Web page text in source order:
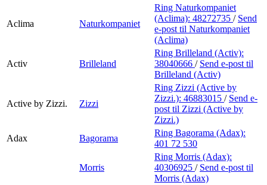
Aclima Naturkompaniet
Ring Naturkompaniet
(Aclima): 48272735 / Send
e-post til Naturkompaniet
(Aclima)
Activ Brilleland
Ring Brilleland (Activ):
38040666 / Send e-post til
Brilleland (Activ)
Active by Zizzi. Zizzi
Ring Zizzi (Active by
Zizzi.): 46883015 / Send e-
post til Zizzi (Active by
Zizzi.)
Adax
Bagorama
Ring Bagorama (Adax):
401 72 530
Morris
Ring Morris (Adax):
40306925 / Send e-post til
Morris (Adax)